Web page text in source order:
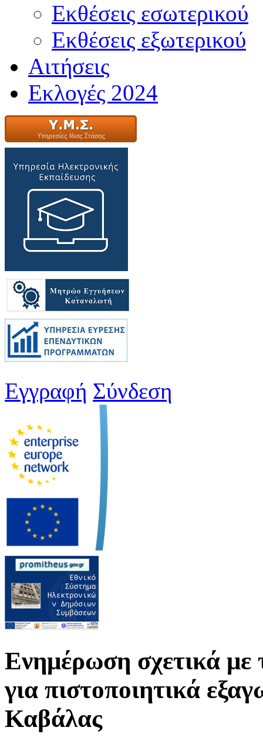
Εκθέσεις εσωτερικού
Εκθέσεις εξωτερικού
Αιτήσεις
Εκλογές 2024
Εγγραφή Σύνδεση
Ενημέρωση σχετικά με
για πιστοποιητικά
Καβάλας